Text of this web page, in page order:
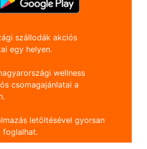
szállodák akciós
egy helyen.
wellness
csomagajánlatai a
letöltésével gyorsan
foglalhat.